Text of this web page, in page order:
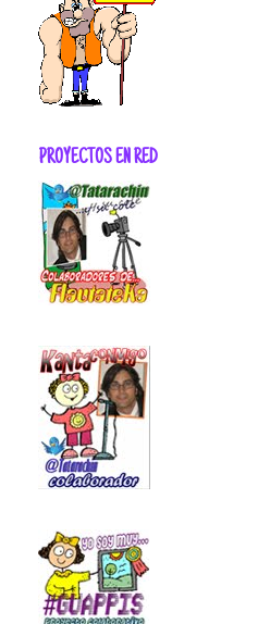
PROYECTOS EN RED